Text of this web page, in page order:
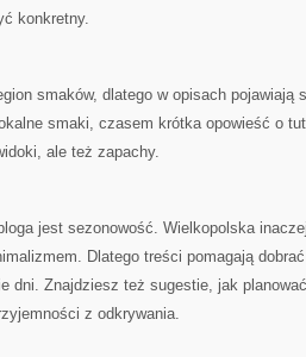
konkretny.
smaków, dlatego w opisach pojawiają
smaki, czasem krótka opowieść o
ale też zapachy.
jest sezonowość. Wielkopolska
Dlatego treści pomagają
dni. Znajdziesz też sugestie, jak
z odkrywania.